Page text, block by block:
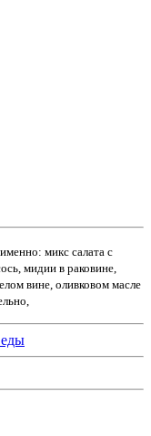
микс салата с
мидии в раковине,
вине, оливковом масле